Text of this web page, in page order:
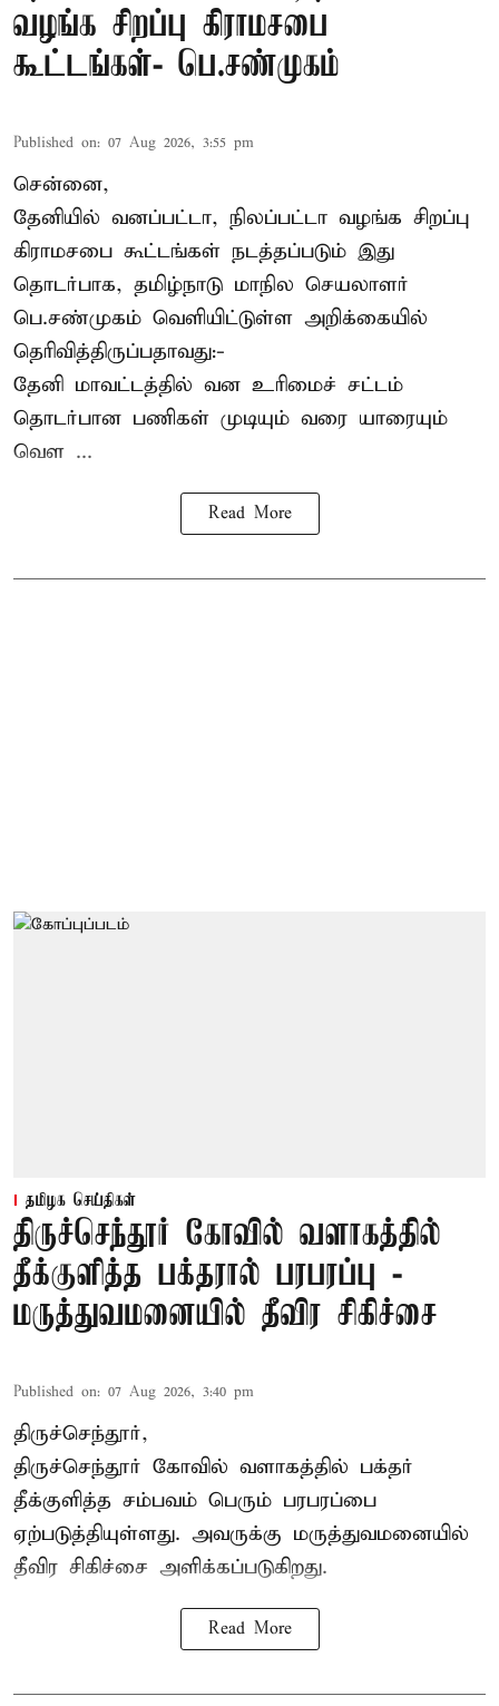
வழங்க சிறப்பு கிராமசபை
கூட்டங்கள்- பெ.சண்முகம்
Published on: 07 Aug 2026, 3:55 pm
சென்னை,
தேனியில் வனப்பட்டா, நிலப்பட்டா வழங்க சிறப்பு
கிராமசபை கூட்டங்கள் நடத்தப்படும் இது
தொடர்பாக, தமிழ்நாடு மாநில செயலாளர்
பெ.சண்முகம் வெளியிட்டுள்ள அறிக்கையில்
தெரிவித்திருப்பதாவது:-
தேனி மாவட்டத்தில் வன உரிமைச் சட்டம்
தொடர்பான பணிகள் முடியும் வரை யாரையும்
வெள ...
Read More
தமிழக செய்திகள்
திருச்செந்தூர் கோவில் வளாகத்தில்
தீக்குளித்த பக்தரால் பரபரப்பு -
மருத்துவமனையில் தீவிர சிகிச்சை
Published on: 07 Aug 2026, 3:40 pm
திருச்செந்தூர்,
திருச்செந்தூர் கோவில் வளாகத்தில் பக்தர்
தீக்குளித்த சம்பவம் பெரும் பரபரப்பை
ஏற்படுத்தியுள்ளது. அவருக்கு மருத்துவமனையில்
தீவிர சிகிச்சை அளிக்கப்படுகிறது.
Read More